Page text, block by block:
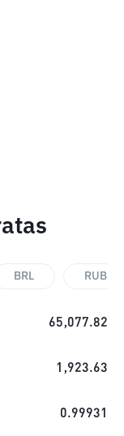
BRL RUB
65,077.82
1,923.63
0.99931